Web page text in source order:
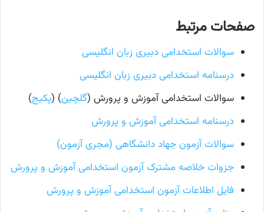
صفحات مرتبط
سوالات استخدامی دبیری زبان انگلیسی
درسنامه استخدامی دبیری زبان انگلیسی
سوالات استخدامی آموزش و پرورش (گلچین) (پکیج)
درسنامه استخدامی آموزش و پرورش
سوالات آزمون جهاد دانشگاهی (مجری آزمون)
جزوات خلاصه مشترک آزمون استخدامی آموزش و پرورش
فایل اطلاعات آزمون استخدامی آموزش و پرورش